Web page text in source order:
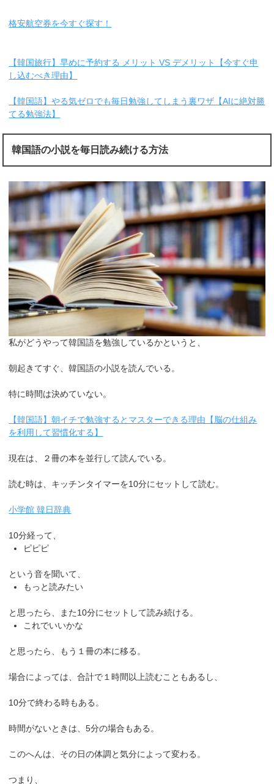
格安航空券を今すぐ探す！
【韓国旅行】早めに予約する メリット VS デメリット【今すぐ申
し込むべき理由】
【韓国語】やる気ゼロでも毎日勉強してしまう裏ワザ【AIに絶対勝
てる勉強法】
韓国語の小説を毎日読み続ける方法
私がどうやって韓国語を勉強しているかというと、
朝起きてすぐ、韓国語の小説を読んでいる。
特に時間は決めていない。
【韓国語】朝イチで勉強するとマスターできる理由【脳の仕組み
を利用して習慣化する】
現在は、２冊の本を並行して読んでいる。
読む時は、キッチンタイマーを10分にセットして読む。
小学館 韓日辞典
10分経って、
ピピピ
という音を聞いて、
もっと読みたい
と思ったら、また10分にセットして読み続ける。
これでいいかな
と思ったら、もう１冊の本に移る。
場合によっては、合計で１時間以上読むこともあるし、
10分で終わる時もある。
時間がないときは、5分の場合もある。
このへんは、その日の体調と気分によって変わる。
つまり、